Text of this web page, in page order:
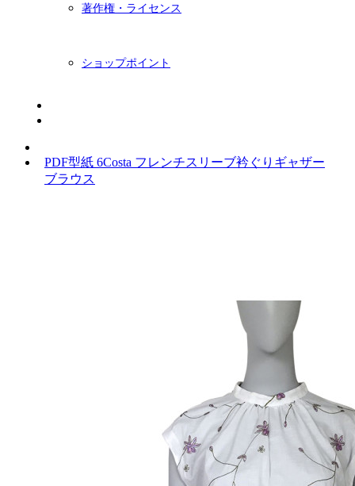
著作権・ライセンス
ショップポイント
PDF型紙 6Costa フレンチスリーブ衿ぐりギャザー
ブラウス